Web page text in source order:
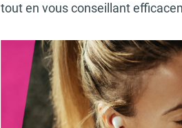
tout en vous conseillant